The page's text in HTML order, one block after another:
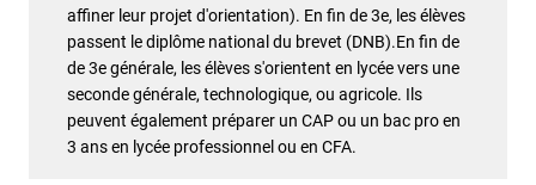
affiner leur projet d'orientation). En fin de 3e, les élèves
passent le diplôme national du brevet (DNB).En fin de
de 3e générale, les élèves s'orientent en lycée vers une
seconde générale, technologique, ou agricole. Ils
peuvent également préparer un CAP ou un bac pro en
3 ans en lycée professionnel ou en CFA.